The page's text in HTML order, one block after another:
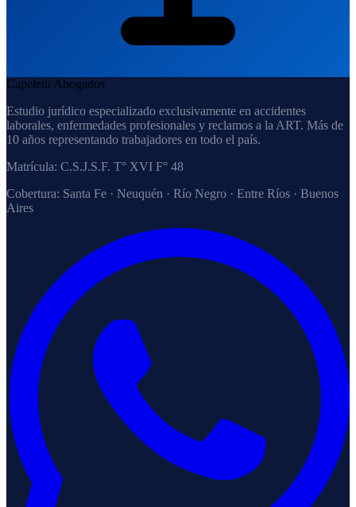
Capeletti Abogados
Estudio jurídico especializado exclusivamente en accidentes
laborales, enfermedades profesionales y reclamos a la ART. Más de
10 años representando trabajadores en todo el país.
Matrícula: C.S.J.S.F. T° XVI F° 48
Cobertura: Santa Fe · Neuquén · Río Negro · Entre Ríos · Buenos
Aires